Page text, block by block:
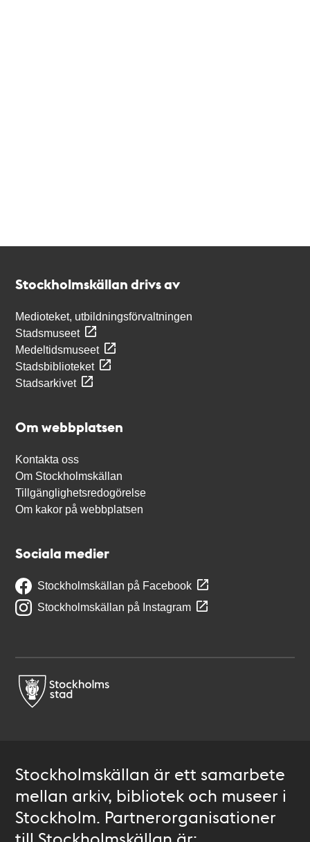
Stockholmskällan drivs av
Medioteket, utbildningsförvaltningen
Stadsmuseet
Medeltidsmuseet
Stadsbiblioteket
Stadsarkivet
Om webbplatsen
Kontakta oss
Om Stockholmskällan
Tillgänglighetsredogörelse
Om kakor på webbplatsen
Sociala medier
Stockholmskällan på Facebook
Stockholmskällan på Instagram
Stockholmskällan är ett samarbete
mellan arkiv, bibliotek och museer i
Stockholm. Partnerorganisationer